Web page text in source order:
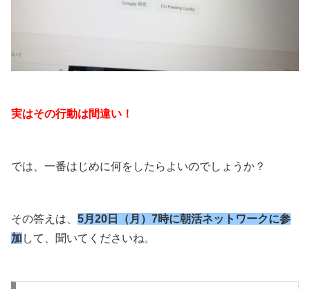
実はその行動は間違い！
では、一番はじめに何をしたらよいのでしょうか？
その答えは、 5月20日（月）7時に朝活ネットワークに参
加 して、聞いてくださいね。